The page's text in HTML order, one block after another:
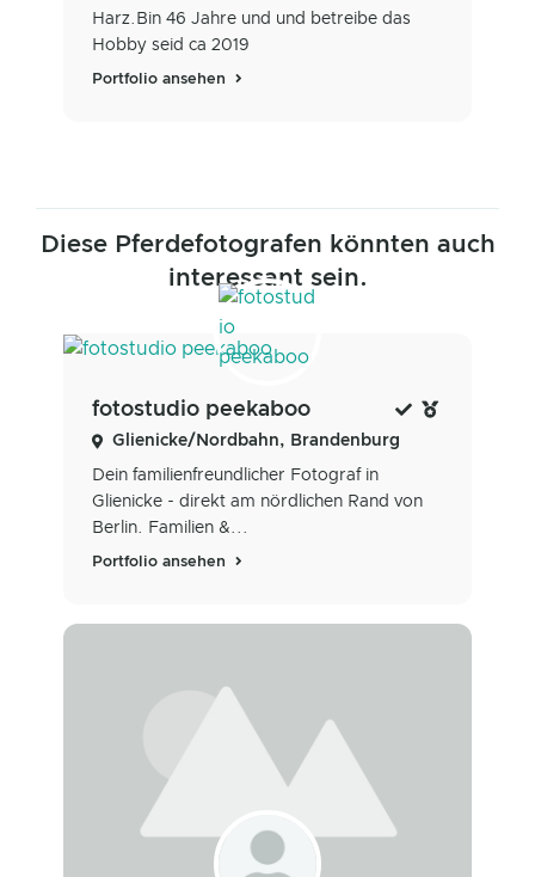
Harz.Bin 46 Jahre und und betreibe das
Hobby seid ca 2019
Portfolio ansehen
Diese Pferdefotografen könnten auch
interessant sein.
fotostudio peekaboo
Glienicke/Nordbahn, Brandenburg
Dein familienfreundlicher Fotograf in
Glienicke - direkt am nördlichen Rand von
Berlin. Familien &...
Portfolio ansehen